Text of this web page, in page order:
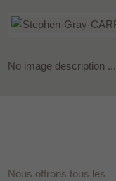
No image description ...
Nous offrons tous les